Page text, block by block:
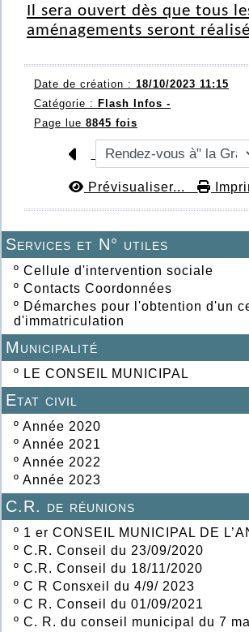
Services et N° utiles
º Cellule d'intervention sociale
º Contacts Coordonnées
º Démarches pour l'obtention d'un
d'immatriculation
Municipalité
º LE CONSEIL MUNICIPAL
Etat civil
º Année 2020
º Année 2021
º Année 2022
º Année 2023
C.R. de réunions
º 1 er CONSEIL MUNICIPAL DE
º C.R. Conseil du 23/09/2020
º C.R. Conseil du 18/11/2020
º C R Consxeil du 4/9/ 2023
º C R. Conseil du 01/09/2021
º C. R. du conseil municipal du 7
Il sera ouvert dès que tous
aménagements seront
Date de création : 18/10/2023 11:15
Catégorie : Flash Infos -
Page lue 8845 fois
Prévisualiser...